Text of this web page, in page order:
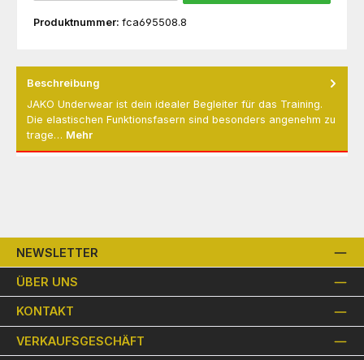
Produktnummer: fca695508.8
Beschreibung
JAKO Underwear ist dein idealer Begleiter für das Training.
Die elastischen Funktionsfasern sind besonders angenehm zu
trage… Mehr
NEWSLETTER
ÜBER UNS
KONTAKT
VERKAUFSGESCHÄFT